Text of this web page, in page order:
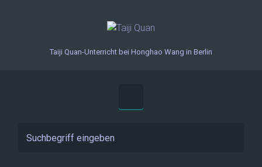
Taiji Quan-Unterricht bei Honghao Wang in Berlin